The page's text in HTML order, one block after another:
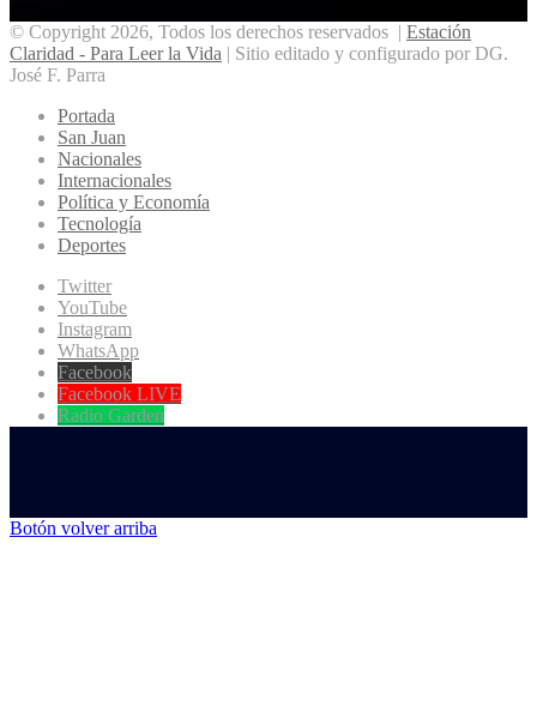
© Copyright 2026, Todos los derechos reservados | Estación
Claridad - Para Leer la Vida | Sitio editado y configurado por DG.
José F. Parra
Portada
San Juan
Nacionales
Internacionales
Política y Economía
Tecnología
Deportes
Twitter
YouTube
Instagram
WhatsApp
Facebook
Facebook LIVE
Radio Garden
Botón volver arriba